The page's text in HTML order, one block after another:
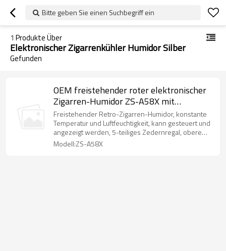
Bitte geben Sie einen Suchbegriff ein
1 Produkte Über
Elektronischer Zigarrenkühler Humidor Silber
Gefunden
OEM freistehender roter elektronischer
Zigarren-Humidor ZS-A58X mit
Kreisbogen zur Aufbewahrung von
Zigarren mit Kunststoffrahmen aus
Zedernholz
Freistehender Retro-Zigarren-Humidor, konstante
Temperatur und Luftfeuchtigkeit, kann gesteuert und
angezeigt werden, 5-teiliges Zedernregal, obere
LED
Modell:ZS-A58X